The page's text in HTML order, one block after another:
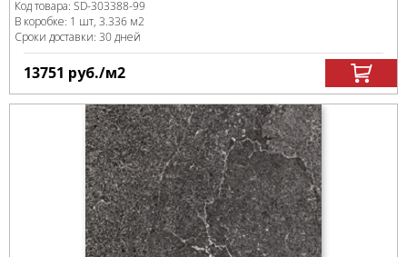
Код товара: SD-303388-99
В коробке: 1 шт, 3.336 м2
Сроки доставки: 30 дней
13751 руб./м2